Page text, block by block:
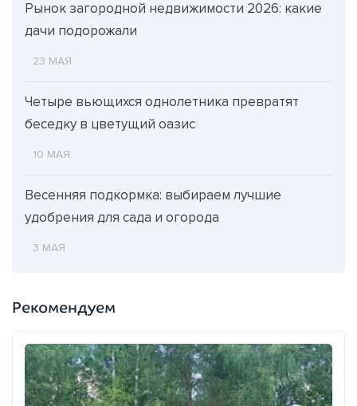
Рынок загородной недвижимости 2026: какие
дачи подорожали
23 МАЯ
Четыре вьющихся однолетника превратят
беседку в цветущий оазис
10 МАЯ
Весенняя подкормка: выбираем лучшие
удобрения для сада и огорода
3 МАЯ
Рекомендуем